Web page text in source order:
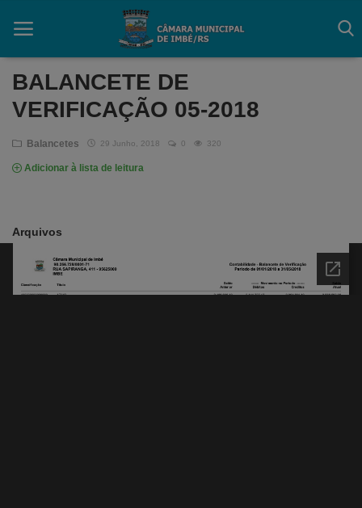
Contato
Acessibilidade
Legislativo
Mapa do Site
BALANCETE DE
VERIFICAÇÃO 05-2018
Balancetes 29 Junho, 2018 0 320
Adicionar à lista de leitura
Arquivos